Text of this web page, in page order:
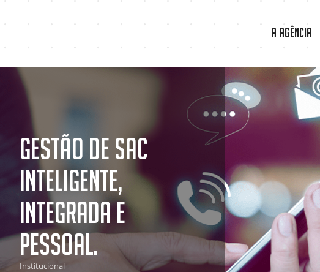
A Agência
Gestão de SAC
Inteligente,
Integrada e
Pessoal.
Institucional